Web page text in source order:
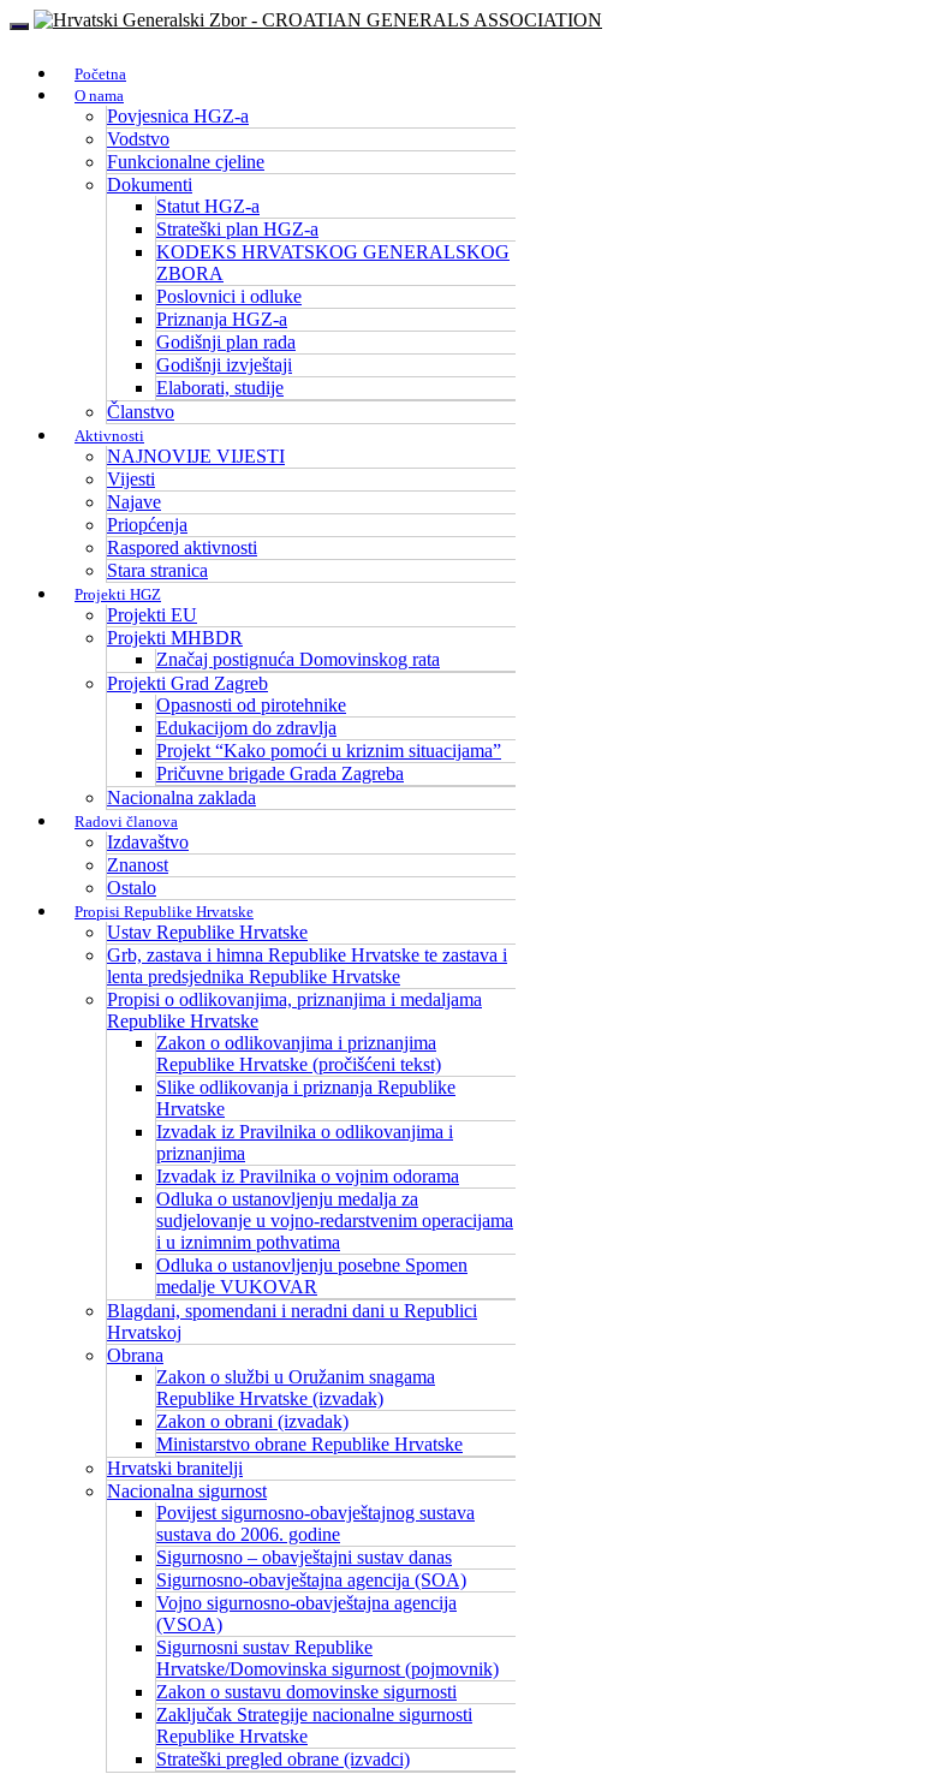
Početna
O nama
Povjesnica HGZ-a
Vodstvo
Funkcionalne cjeline
Dokumenti
Statut HGZ-a
Strateški plan HGZ-a
KODEKS HRVATSKOG GENERALSKOG
ZBORA
Poslovnici i odluke
Priznanja HGZ-a
Godišnji plan rada
Godišnji izvještaji
Elaborati, studije
Članstvo
Aktivnosti
NAJNOVIJE VIJESTI
Vijesti
Najave
Priopćenja
Raspored aktivnosti
Stara stranica
Projekti HGZ
Projekti EU
Projekti MHBDR
Značaj postignuća Domovinskog rata
Projekti Grad Zagreb
Opasnosti od pirotehnike
Edukacijom do zdravlja
Projekt “Kako pomoći u kriznim situacijama”
Pričuvne brigade Grada Zagreba
Nacionalna zaklada
Radovi članova
Izdavaštvo
Znanost
Ostalo
Propisi Republike Hrvatske
Ustav Republike Hrvatske
Grb, zastava i himna Republike Hrvatske te zastava i
lenta predsjednika Republike Hrvatske
Propisi o odlikovanjima, priznanjima i medaljama
Republike Hrvatske
Zakon o odlikovanjima i priznanjima
Republike Hrvatske (pročišćeni tekst)
Slike odlikovanja i priznanja Republike
Hrvatske
Izvadak iz Pravilnika o odlikovanjima i
priznanjima
Izvadak iz Pravilnika o vojnim odorama
Odluka o ustanovljenju medalja za
sudjelovanje u vojno-redarstvenim operacijama
i u iznimnim pothvatima
Odluka o ustanovljenju posebne Spomen
medalje VUKOVAR
Blagdani, spomendani i neradni dani u Republici
Hrvatskoj
Obrana
Zakon o službi u Oružanim snagama
Republike Hrvatske (izvadak)
Zakon o obrani (izvadak)
Ministarstvo obrane Republike Hrvatske
Hrvatski branitelji
Nacionalna sigurnost
Povijest sigurnosno-obavještajnog sustava
sustava do 2006. godine
Sigurnosno – obavještajni sustav danas
Sigurnosno-obavještajna agencija (SOA)
Vojno sigurnosno-obavještajna agencija
(VSOA)
Sigurnosni sustav Republike
Hrvatske/Domovinska sigurnost (pojmovnik)
Zakon o sustavu domovinske sigurnosti
Zaključak Strategije nacionalne sigurnosti
Republike Hrvatske
Strateški pregled obrane (izvadci)